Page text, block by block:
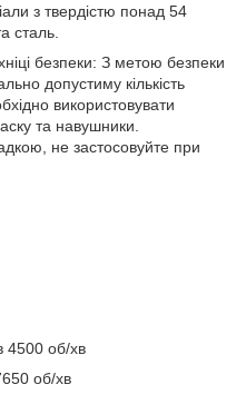
з твердістю понад 54
сталь.
безпеки: З метою безпеки
допустиму кількість
використовувати
та навушники.
не застосовуйте при
4500 об/хв
об/хв